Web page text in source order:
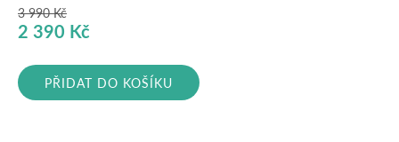
3 990Kč
Původní
byla:
3
2 390 Kč
je:
2
PŘIDAT DO KOŠÍKU